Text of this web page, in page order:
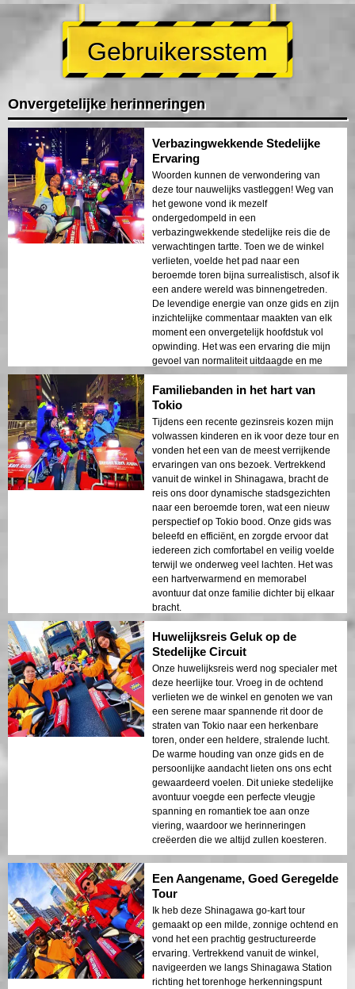
Gebruikersstem
Onvergetelijke herinneringen
Verbazingwekkende Stedelijke
Ervaring
Woorden kunnen de verwondering van
deze tour nauwelijks vastleggen! Weg van
het gewone vond ik mezelf
ondergedompeld in een
verbazingwekkende stedelijke reis die de
verwachtingen tartte. Toen we de winkel
verlieten, voelde het pad naar een
beroemde toren bijna surrealistisch, alsof ik
een andere wereld was binnengetreden.
De levendige energie van onze gids en zijn
inzichtelijke commentaar maakten van elk
moment een onvergetelijk hoofdstuk vol
opwinding. Het was een ervaring die mijn
gevoel van normaliteit uitdaagde en me
werkelijk verbaasde.
Familiebanden in het hart van
Tokio
Tijdens een recente gezinsreis kozen mijn
volwassen kinderen en ik voor deze tour en
vonden het een van de meest verrijkende
ervaringen van ons bezoek. Vertrekkend
vanuit de winkel in Shinagawa, bracht de
reis ons door dynamische stadsgezichten
naar een beroemde toren, wat een nieuw
perspectief op Tokio bood. Onze gids was
beleefd en efficiënt, en zorgde ervoor dat
iedereen zich comfortabel en veilig voelde
terwijl we onderweg veel lachten. Het was
een hartverwarmend en memorabel
avontuur dat onze familie dichter bij elkaar
bracht.
Huwelijksreis Geluk op de
Stedelijke Circuit
Onze huwelijksreis werd nog specialer met
deze heerlijke tour. Vroeg in de ochtend
verlieten we de winkel en genoten we van
een serene maar spannende rit door de
straten van Tokio naar een herkenbare
toren, onder een heldere, stralende lucht.
De warme houding van onze gids en de
persoonlijke aandacht lieten ons ons echt
gewaardeerd voelen. Dit unieke stedelijke
avontuur voegde een perfecte vleugje
spanning en romantiek toe aan onze
viering, waardoor we herinneringen
creëerden die we altijd zullen koesteren.
Een Aangename, Goed Geregelde
Tour
Ik heb deze Shinagawa go-kart tour
gemaakt op een milde, zonnige ochtend en
vond het een prachtig gestructureerde
ervaring. Vertrekkend vanuit de winkel,
navigeerden we langs Shinagawa Station
richting het torenhoge herkenningspunt